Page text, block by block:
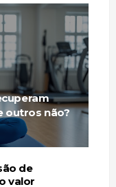
outros não?
de
valor